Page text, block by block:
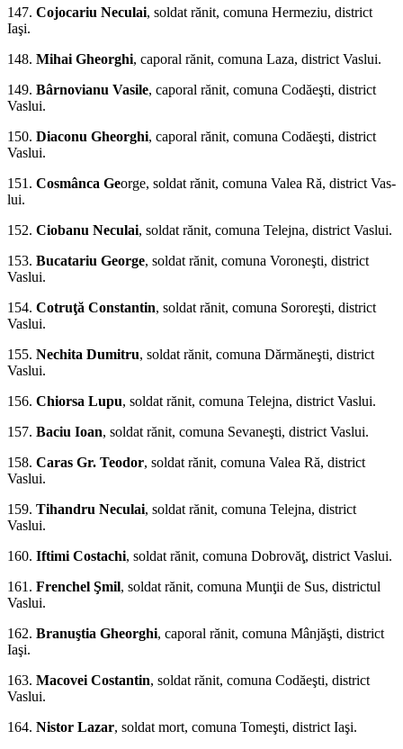
147. Cojocariu Neculai, sol­dat rănit, comuna Hermeziu, district
Iaşi.
148. Mihai Gheorghi, caporal rănit, comuna Laza, district Vaslui.
149. Bârnovianu Vasile, ca­poral rănit, comuna Codăeşti, district
Vaslui.
150. Diaconu Gheorghi, caporal rănit, comuna Codăeşti, district
Vaslui.
151. Cosmânca George, soldat rănit, comuna Valea Ră, district Vas­
lui.
152. Ciobanu Neculai, soldat rănit, co­muna Telejna, district Vaslui.
153. Bucatariu George, soldat rănit, comuna Voroneşti, district
Vaslui.
154. Cotruţă Constantin, soldat ră­nit, comuna Sororeşti, district
Vaslui.
155. Nechita Dumitru, soldat rănit, comuna Dărmăneşti, district
Vaslui.
156. Chiorsa Lupu, sol­dat rănit, comuna Telejna, district Vaslui.
157. Baciu Ioan, soldat rănit, comuna Sevaneşti, district Vaslui.
158. Caras Gr. Teodor, soldat rănit, comuna Valea Ră, district
Vaslui.
159. Tihandru Neculai, soldat rănit, comuna Telejna, district
Vaslui.
160. Iftimi Costachi, soldat rănit, comuna Dobrovăţ, district Vaslui.
161. Frenchel Şmil, soldat rănit, comuna Munţii de Sus, districtul
Vaslui.
162. Branuştia Gheorghi, ca­poral rănit, comuna Mânjăşti, district
Iaşi.
163. Macovei Costantin, soldat rănit, comuna Codăeşti, district
Vaslui.
164. Nistor Lazar, soldat mort, comuna Tomeşti, district Iaşi.